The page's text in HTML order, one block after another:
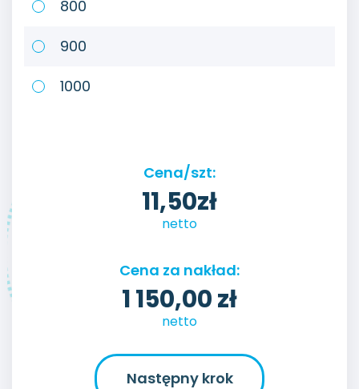
800
900
1000
Cena/szt:
11,50zł
netto
Cena za nakład:
1 150,00zł
netto
Następny krok